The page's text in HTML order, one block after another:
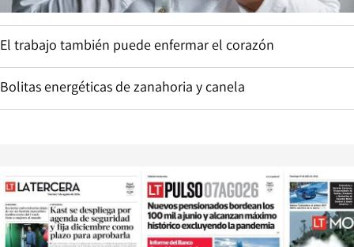
El trabajo también puede enfermar el corazón
Bolitas energéticas de zanahoria y canela
Opens in new window Opens in